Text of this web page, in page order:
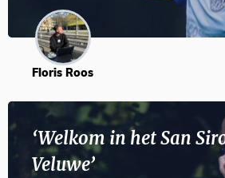
Floris Roos
‘Welkom in het San
Veluwe’